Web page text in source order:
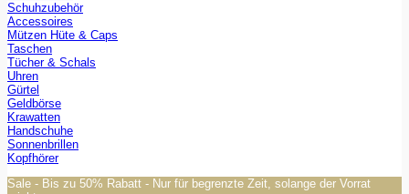
Schuhzubehör
Accessoires
Mützen Hüte & Caps
Taschen
Tücher & Schals
Uhren
Gürtel
Geldbörse
Krawatten
Handschuhe
Sonnenbrillen
Kopfhörer
Sale - Bis zu 50% Rabatt - Nur für begrenzte Zeit, solange der Vorrat